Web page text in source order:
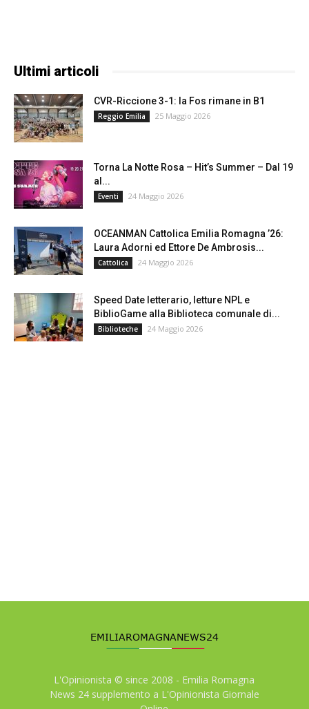
Ultimi articoli
CVR-Riccione 3-1: la Fos rimane in B1
Reggio Emilia 25 Maggio 2026
Torna La Notte Rosa – Hit’s Summer – Dal 19
al...
Eventi 24 Maggio 2026
OCEANMAN Cattolica Emilia Romagna ’26:
Laura Adorni ed Ettore De Ambrosis...
Cattolica 24 Maggio 2026
Speed Date letterario, letture NPL e
BiblioGame alla Biblioteca comunale di...
Biblioteche 24 Maggio 2026
L'Opinionista © since 2008 - Emilia Romagna
News 24 supplemento a L'Opinionista Giornale